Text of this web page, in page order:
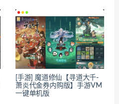
[手游] 魔道修仙【寻道大千-
萧炎代金券内购版】手游VM
一键单机版